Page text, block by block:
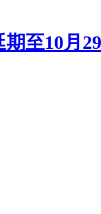
期至10月